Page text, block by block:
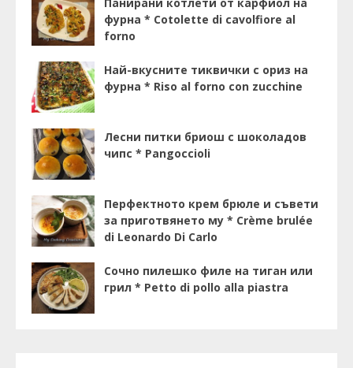
фурна * Cotolette di cavolfiore al
forno
Най-вкусните тиквички с ориз на
фурна * Riso al forno con zucchine
Лесни питки бриош с шоколадов
чипс * Pangoccioli
Перфектното крем брюле и съвети
за приготвянето му * Crème brulée
di Leonardo Di Carlo
Сочно пилешко филе на тиган или
грил * Petto di pollo alla piastra